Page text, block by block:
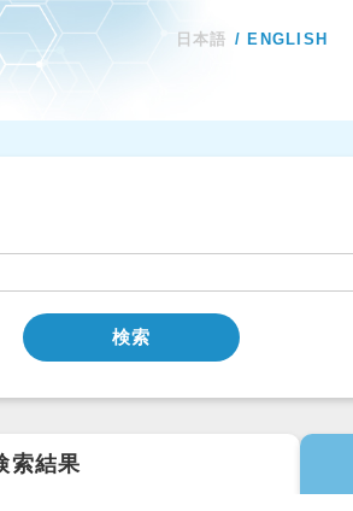
日本語 ENGLISH
検索
索結果